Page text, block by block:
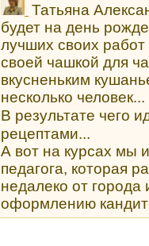
Татьяна
будет на день
лучших своих
своей чашкой для
вкусненьким
несколько человек...
В результате чего
рецептами...
А вот на курсах мы
педагога, которая
недалеко от
оформлению